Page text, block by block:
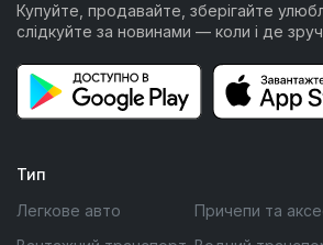
Купуйте, продавайте, зберігайте
слідкуйте за новинами — коли і де
Тип
Легкове авто
Причепи та